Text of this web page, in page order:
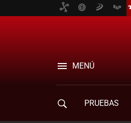
MENÚ
PRUEBAS